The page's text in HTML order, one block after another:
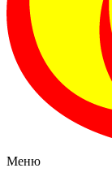
Меню